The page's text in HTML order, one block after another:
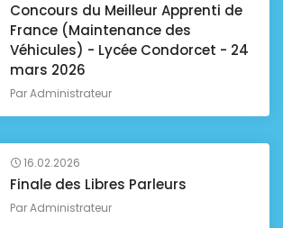
Concours du Meilleur Apprenti de
France (Maintenance des
Véhicules) - Lycée Condorcet - 24
mars 2026
ParAdministrateur
16.02.2026
Finale des Libres Parleurs
ParAdministrateur